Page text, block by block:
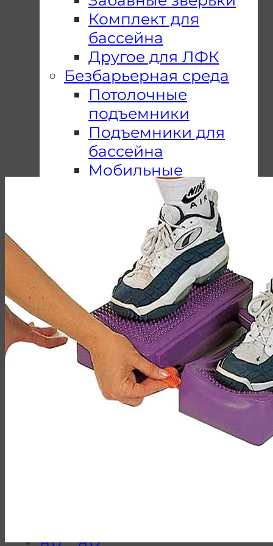
Комплект для
бассейна
Другое для ЛФК
Безбарьерная среда
Потолочные
подъемники
Подъемники для
бассейна
Мобильные
подъемники
Подъемные
платформы
Почему Мы
10 Наших преимуществ
О компании
Наши каталоги
Наши клиенты
Контакты
RU